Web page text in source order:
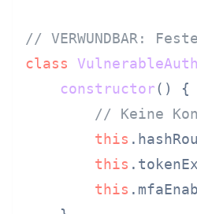
// VERWUNDBAR:
class
VulnerableAuth
constructor( ) {
// Keine
this .
this .
this .